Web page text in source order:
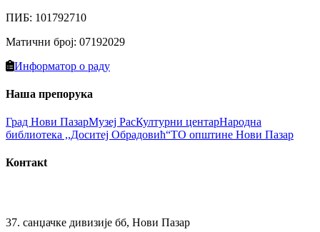
ПИБ: 101792710
Матични број: 07192029
Информатор о раду
Наша препорука
Град Нови ПазaрМузеј РасКултурни цeнтарНародна
библиотекa ,,Доситеј Обрадовић“ТО општине Нови Пазар
Контакt
37. санџачке дивизије бб, Нови Пазар